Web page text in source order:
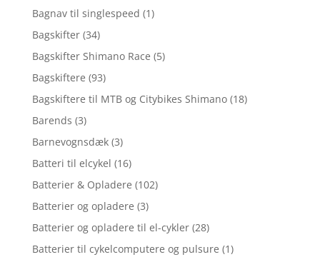
Bagnav til singlespeed (1)
Bagskifter (34)
Bagskifter Shimano Race (5)
Bagskiftere (93)
Bagskiftere til MTB og Citybikes Shimano (18)
Barends (3)
Barnevognsdæk (3)
Batteri til elcykel (16)
Batterier & Opladere (102)
Batterier og opladere (3)
Batterier og opladere til el-cykler (28)
Batterier til cykelcomputere og pulsure (1)